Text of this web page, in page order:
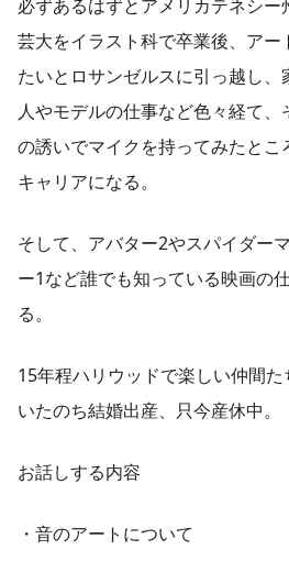
必ずあるはずとアメリカテネシ
芸大をイラスト科で卒業後、アー
たいとロサンゼルスに引っ越し
人やモデルの仕事など色々経て
の誘いでマイクを持ってみたと
キャリアになる。
そして、アバター2やスパイダー
ー1など誰でも知っている映画の
る。
15年程ハリウッドで楽しい仲間
いたのち結婚出産、只今産休中。
お話しする内容
・音のアートについて